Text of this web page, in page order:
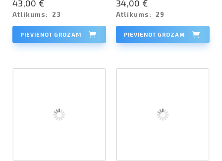
43,00 €
Atlikums: 23
PIEVIENOT GROZAM
34,00 €
Atlikums: 29
PIEVIENOT GROZAM